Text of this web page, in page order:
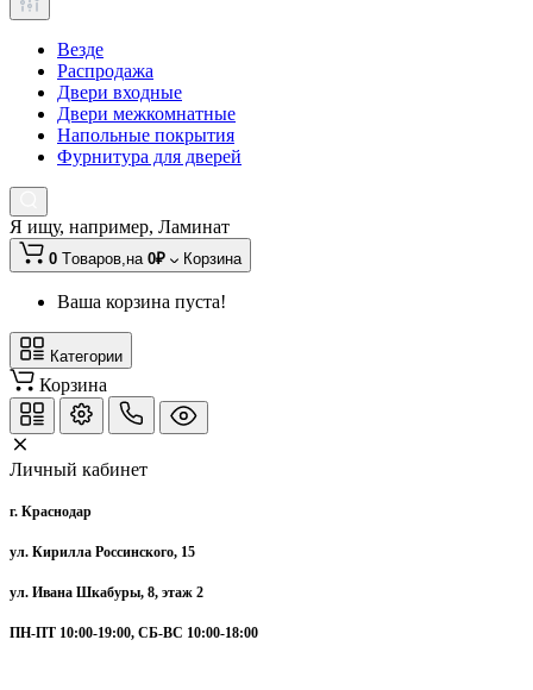
Везде
Распродажа
Двери входные
Двери межкомнатные
Напольные покрытия
Фурнитура для дверей
Я ищу, например, Ламинат
0 Tоваров,на 0₽ Корзина
Ваша корзина пуста!
Категории
Корзина
Личный кабинет
г. Краснодар
ул. Кирилла Россинского, 15
ул. Ивана Шкабуры, 8, этаж 2
ПН-ПТ 10:00-19:00, СБ-ВС 10:00-18:00